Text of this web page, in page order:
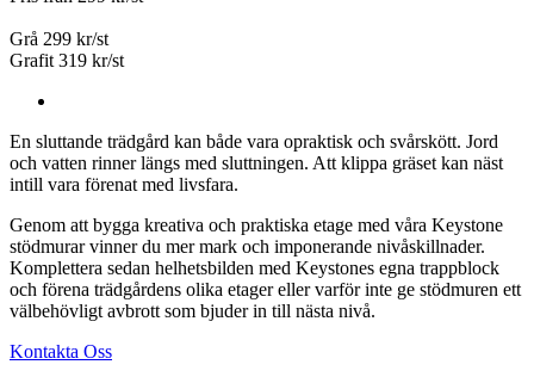
Grå 299 kr/st
Grafit 319 kr/st
En sluttande trädgård kan både vara opraktisk och svårskött. Jord
och vatten rinner längs med sluttningen. Att klippa gräset kan näst
intill vara förenat med livsfara.
Genom att bygga kreativa och praktiska etage med våra Keystone
stödmurar vinner du mer mark och imponerande nivåskillnader.
Komplettera sedan helhetsbilden med Keystones egna trappblock
och förena trädgårdens olika etager eller varför inte ge stödmuren ett
välbehövligt avbrott som bjuder in till nästa nivå.
Kontakta Oss